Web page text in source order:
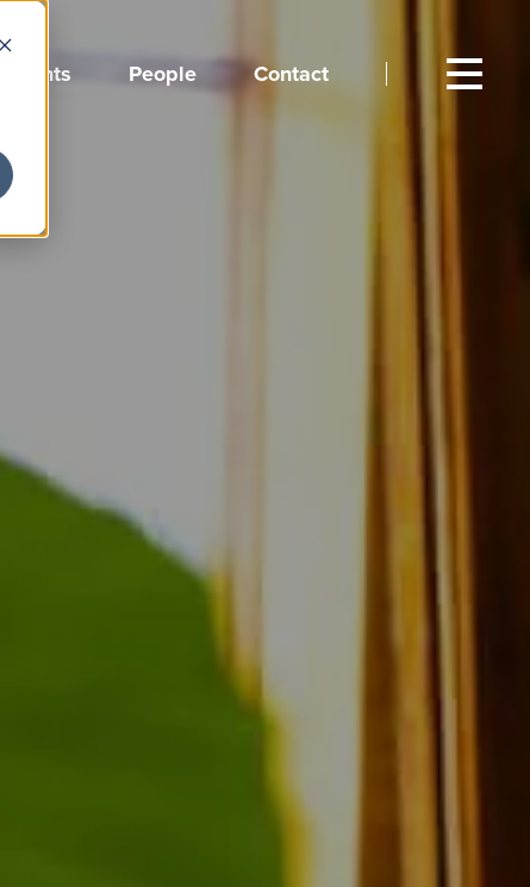
Events People Contact